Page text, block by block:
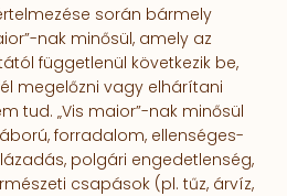
értelmezése során bármely
nak minősül, amely az
függetlenül következik be,
meg­előzni vagy el­hárítani
tud. „Vis maior”-nak minősül
for­radalom, ellen­sé­ges­
polgári engedetlenség,
csapások (pl. tűz, árvíz,